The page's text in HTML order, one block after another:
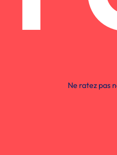
Ne ratez pas